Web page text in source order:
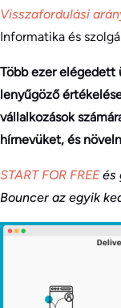
Visszafordulási
Informatika és
Több ezer elégedett
lenyűgöző
vállalkozások
hírnevüket, és
START FOR FREE és
Bouncer az egyik